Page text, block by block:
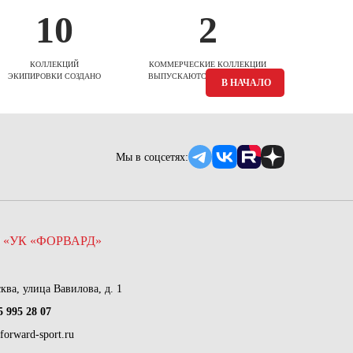
10
КОЛЛЕКЦИЙ
ЭКИПИРОВКИ СОЗДАНО
2
КОММЕРЧЕСКИЕ КОЛЛЕКЦИИ
ВЫПУСКАЮТСЯ ЕЖЕСЕЗОННО
В НАЧАЛО
Мы в соцсетях:
«ФОРВАРД»
улица Вавилова, д. 1
995 28 07
sport.ru